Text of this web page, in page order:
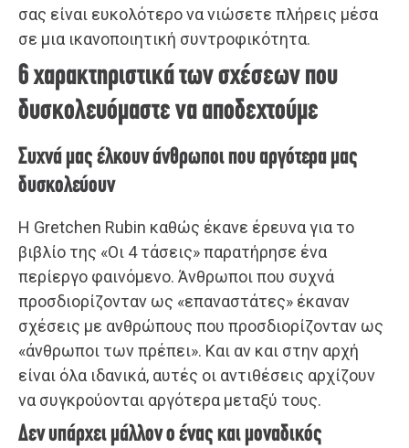
σας είναι ευκολότερο να νιώσετε πλήρεις μέσα
σε μια ικανοποιητική συντροφικότητα.
6 χαρακτηριστικά των σχέσεων που
δυσκολευόμαστε να αποδεχτούμε
Συχνά μας έλκουν άνθρωποι που αργότερα μας
δυσκολεύουν
Η Gretchen Rubin καθώς έκανε έρευνα για το
βιβλίο της «Οι 4 τάσεις» παρατήρησε ένα
περίεργο φαινόμενο. Άνθρωποι που συχνά
προσδιορίζονταν ως «επαναστάτες» έκαναν
σχέσεις με ανθρώπους που προσδιορίζονταν ως
«άνθρωποι των πρέπει». Και αν και στην αρχή
είναι όλα ιδανικά, αυτές οι αντιθέσεις αρχίζουν
να συγκρούονται αργότερα μεταξύ τους.
Δεν υπάρχει μάλλον ο ένας και μοναδικός